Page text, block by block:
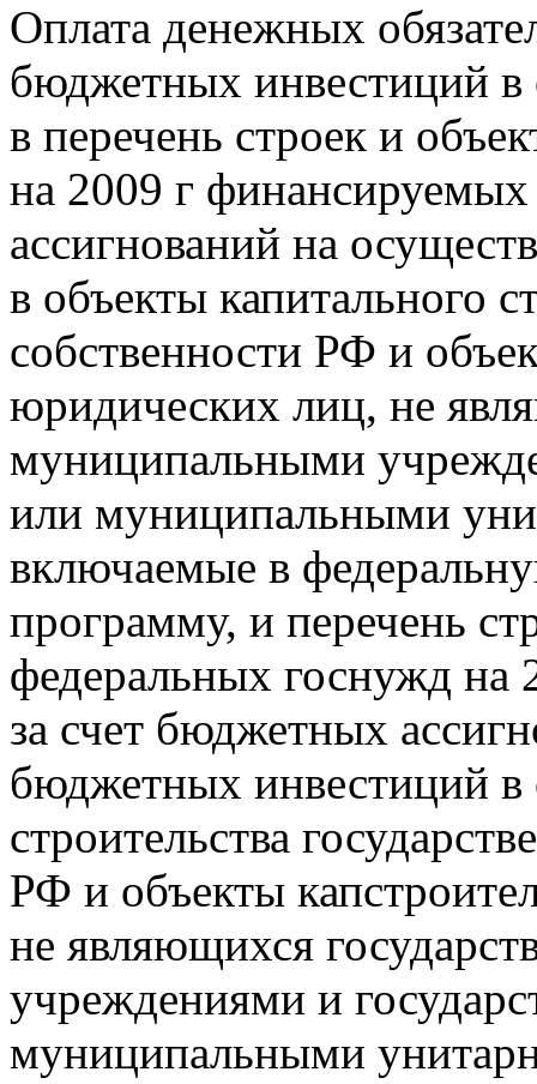
Оплата денежных
бюджетных инвестиций
в перечень строек и
на 2009 г
ассигнований на
в объекты капитального
собственности РФ и
юридических лиц, не
муниципальными
или муниципальными
включаемые в
программу, и перечень
федеральных госнужд на
за счет бюджетных
бюджетных инвестиций в
строительства
РФ и объекты
не являющихся
учреждениями и
муниципальными